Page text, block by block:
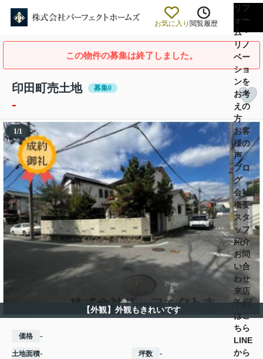
お気に入り 閲覧履歴
リフ
ォー
ム・
リノ
ベー
ショ
ンを
お考
えの
方
お客
様の
声
ブロ
グ
会社
概要
スタ
ッフ
紹介
お問
い合
わせ
来店
予約
はこ
ちら
LINE
から
この物件の募集は終了しました。
印田町売土地 募集0
-
【外観】外観もきれいです
1/1
価格 -
土地面積- 坪数 -